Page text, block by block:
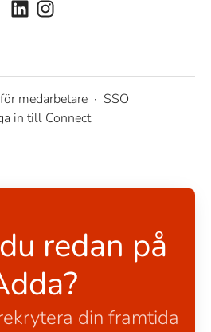
medarbetare · SSO
in till Connect
redan på
din framtida